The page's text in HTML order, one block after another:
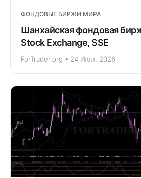
ФОНДОВЫЕ БИРЖИ МИРА
Шанхайская фондовая
Stock Exchange, SSE
ForTrader.org • 24 Июл, 2026